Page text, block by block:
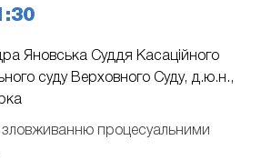
Яновська Суддя Касаційного
суду Верховного Суду, д.ю.н.,
зловживанню процесуальними